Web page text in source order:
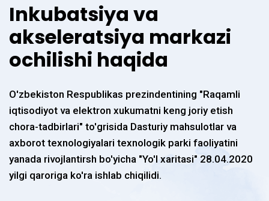
Inkubatsiya va
akseleratsiya markazi
ochilishi haqida
O'zbekiston Respublikas prezindentining "Raqamli
iqtisodiyot va elektron xukumatni keng joriy etish
chora-tadbirlari" to'grisida Dasturiy mahsulotlar va
axborot texnologiyalari texnologik parki faoliyatini
yanada rivojlantirsh bo'yicha "Yo'l xaritasi" 28.04.2020
yilgi qaroriga ko'ra ishlab chiqilidi.